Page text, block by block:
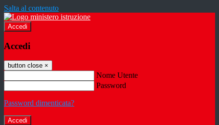
Salta al contenuto
Accedi
Accedi
button close ×
Nome Utente
Password
Password dimenticata?